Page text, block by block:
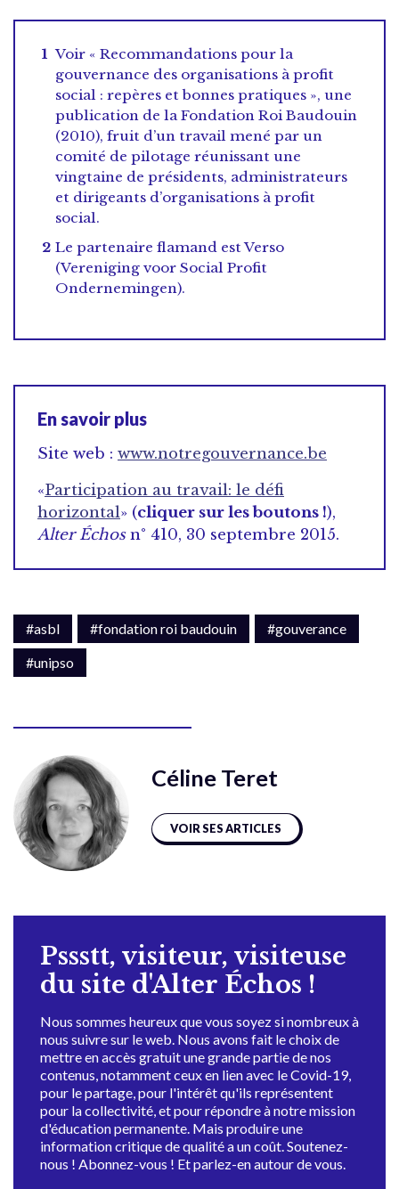
Voir « Recommandations pour la
gouvernance des organisations à profit
social : repères et bonnes pratiques », une
publication de la Fondation Roi Baudouin
(2010), fruit d’un travail mené par un
comité de pilotage réunissant une
vingtaine de présidents, administrateurs
et dirigeants d’organisations à profit
social.
Le partenaire flamand est Verso
(Vereniging voor Social Profit
Ondernemingen).
En savoir plus
Site web : www.notregouvernance.be
«Participation au travail: le défi
horizontal» (cliquer sur les boutons !),
Alter Échosn° 410, 30 septembre 2015.
#asbl #fondation roi baudouin
#gouverance
#unipso
Céline Teret
VOIR SES ARTICLES
Pssstt, visiteur, visiteuse
du site d'Alter Échos !
Nous sommes heureux que vous soyez si nombreux à
nous suivre sur le web. Nous avons fait le choix de
mettre en accès gratuit une grande partie de nos
contenus, notamment ceux en lien avec le Covid-19,
pour le partage, pour l'intérêt qu'ils représentent
pour la collectivité, et pour répondre à notre mission
d'éducation permanente. Mais produire une
information critique de qualité a un coût. Soutenez-
nous ! Abonnez-vous ! Et parlez-en autour de vous.